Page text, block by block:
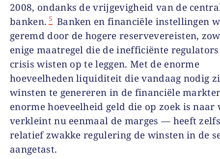
2008, ondanks de vrijgevigheid van de
banken. 5 Banken en financiële instellingen
geremd door de hogere reservevereisten,
enige maatregel die de inefficiënte
crisis wisten op te leggen. Met de enorme
hoeveelheden liquiditeit die vandaag nodig
winsten te genereren in de financiële
enorme hoeveelheid geld die op zoek is naar
verkleint nu eenmaal de marges — heeft
relatief zwakke regulering de winsten in de
aangetast.